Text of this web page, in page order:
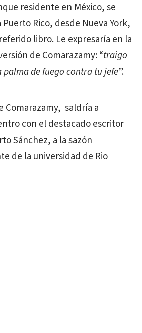
residente en México, se
Rico, desde Nueva York,
libro. Le expresaría en la
de Comarazamy: “traigo
palma de fuego contra tu jefe”.
Comarazamy, saldría a
con el destacado escritor
Sánchez, a la sazón
de la universidad de Rio